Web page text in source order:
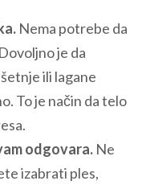
Nema potrebe da
je da
ili lagane
To je način da telo
odgovara. Ne
izabrati ples,